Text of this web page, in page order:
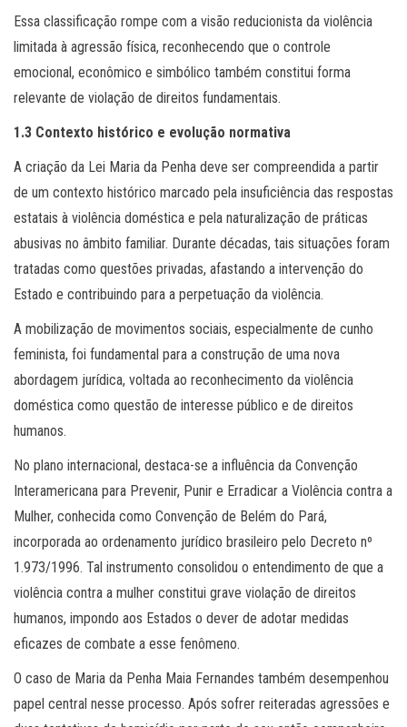
Essa classificação rompe com a visão reducionista da violência
limitada à agressão física, reconhecendo que o controle
emocional, econômico e simbólico também constitui forma
relevante de violação de direitos fundamentais.
1.3 Contexto histórico e evolução normativa
A criação da Lei Maria da Penha deve ser compreendida a partir
de um contexto histórico marcado pela insuficiência das respostas
estatais à violência doméstica e pela naturalização de práticas
abusivas no âmbito familiar. Durante décadas, tais situações foram
tratadas como questões privadas, afastando a intervenção do
Estado e contribuindo para a perpetuação da violência.
A mobilização de movimentos sociais, especialmente de cunho
feminista, foi fundamental para a construção de uma nova
abordagem jurídica, voltada ao reconhecimento da violência
doméstica como questão de interesse público e de direitos
humanos.
No plano internacional, destaca-se a influência da Convenção
Interamericana para Prevenir, Punir e Erradicar a Violência contra a
Mulher, conhecida como Convenção de Belém do Pará,
incorporada ao ordenamento jurídico brasileiro pelo Decreto nº
1.973/1996. Tal instrumento consolidou o entendimento de que a
violência contra a mulher constitui grave violação de direitos
humanos, impondo aos Estados o dever de adotar medidas
eficazes de combate a esse fenômeno.
O caso de Maria da Penha Maia Fernandes também desempenhou
papel central nesse processo. Após sofrer reiteradas agressões e